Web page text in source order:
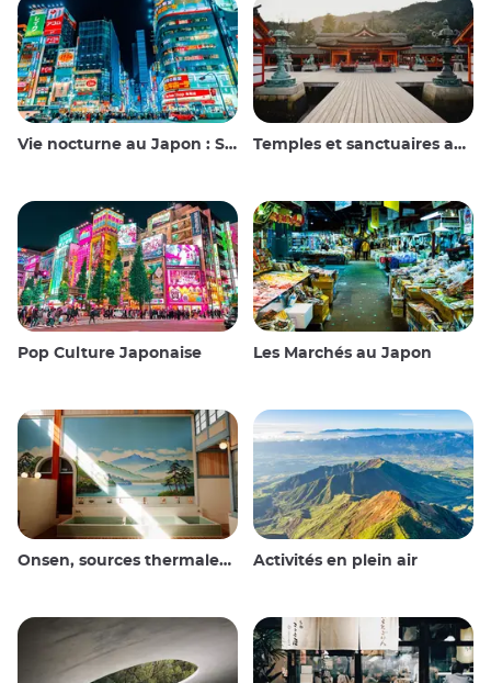
Vie nocturne au Japon : Sortir, voir et boire Temples et sanctuaires au Japon
Pop Culture Japonaise Les Marchés au Japon
Onsen, sources thermales et bains publics Activités en plein air